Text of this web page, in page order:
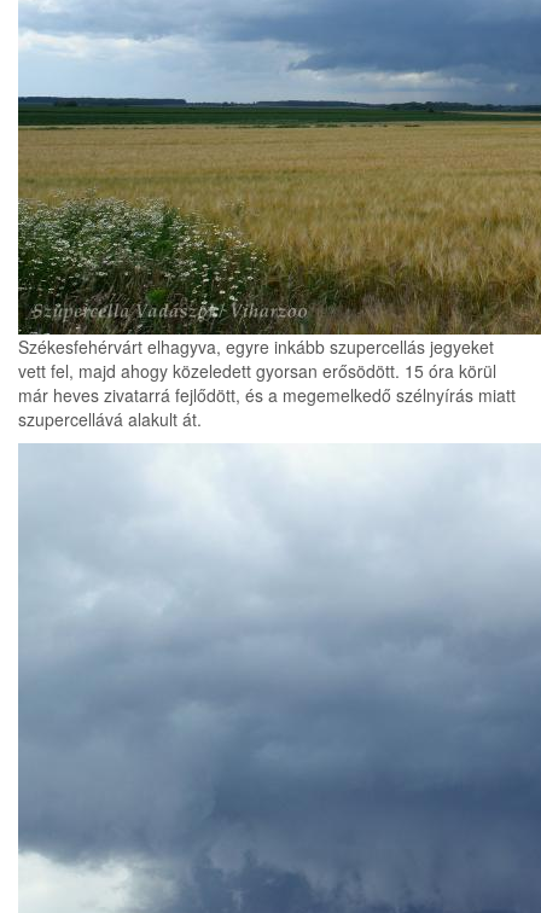
Székesfehérvárt elhagyva, egyre inkább szupercellás jegyeket
vett fel, majd ahogy közeledett gyorsan erősödött. 15 óra körül
már heves zivatarrá fejlődött, és a megemelkedő szélnyírás miatt
szupercellává alakult át.